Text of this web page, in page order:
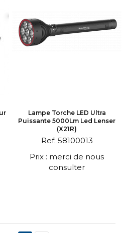
Lampe Torche LED Ultra
Puissante 5000Lm Led Lenser
(X21R)
Ref. 58100013
Prix : merci de nous
consulter